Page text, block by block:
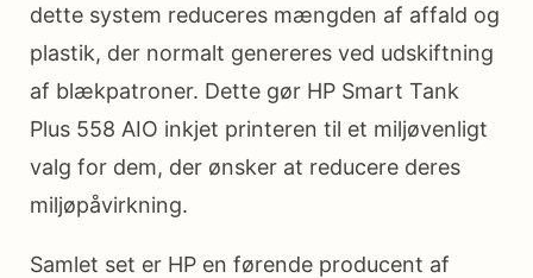
dette system reduceres mængden af affald og
plastik, der normalt genereres ved udskiftning
af blækpatroner. Dette gør HP Smart Tank
Plus 558 AIO inkjet printeren til et miljøvenligt
valg for dem, der ønsker at reducere deres
miljøpåvirkning.
Samlet set er HP en førende producent af